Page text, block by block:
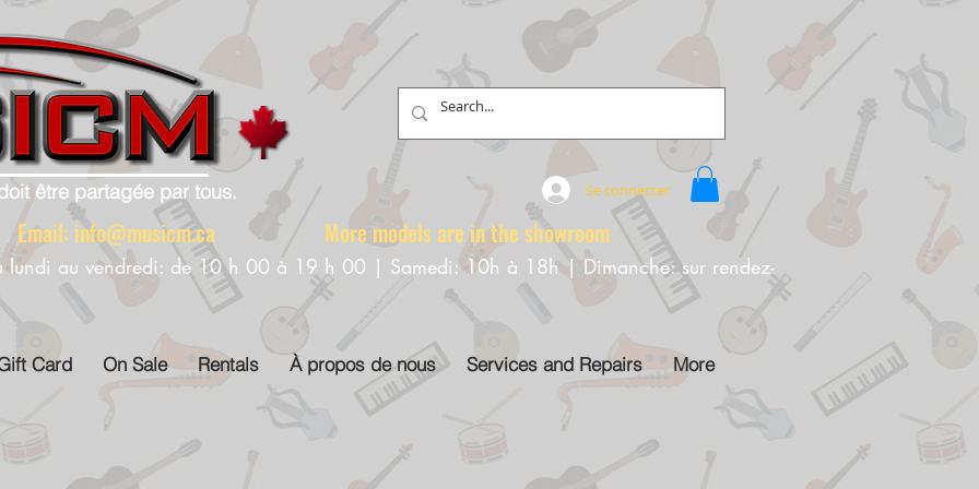
être partagée par tous. Se connecter
Email: info@musicm.ca More models are in the showroom
lundi au vendredi: de 10 h 00 à 19 h 00 | Samedi: 10h à 18h | Dimanche: sur rendez-
Card On Sale Rentals À propos de nous Services and Repairs More